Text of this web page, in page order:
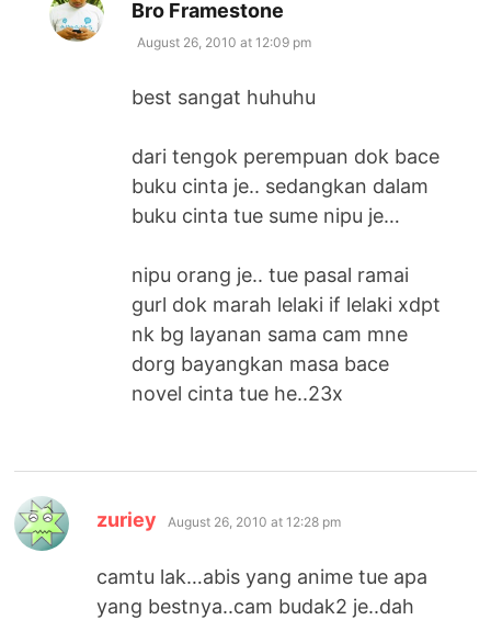
Bro Framestone
August 26, 2010 at 12:09 pm
best sangat huhuhu
dari tengok perempuan dok bace
buku cinta je.. sedangkan dalam
buku cinta tue sume nipu je…
nipu orang je.. tue pasal ramai
gurl dok marah lelaki if lelaki xdpt
nk bg layanan sama cam mne
dorg bayangkan masa bace
novel cinta tue he..23x
zuriey says:
August 26, 2010 at 12:28 pm
camtu lak…abis yang anime tue apa
yang bestnya..cam budak2 je..dah